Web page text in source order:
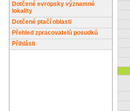
Dotčené evropsky významné
lokality
Dotčené ptačí oblasti
Přehled zpracovatelů posudků
Přihlásit